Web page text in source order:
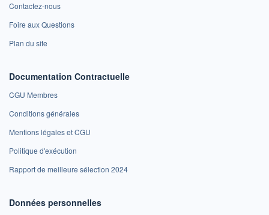
Contactez-nous
Foire aux Questions
Plan du site
Documentation Contractuelle
CGU Membres
Conditions générales
Mentions légales et CGU
Politique d'exécution
Rapport de meilleure sélection 2024
Données personnelles